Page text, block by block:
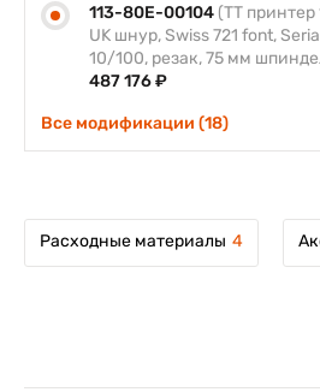
113-80E-00104 (TT
UK шнур, Swiss 721 font,
10/100, резак, 75 мм
487 176 ₽
Все модификации (18)
Расходные материалы 4